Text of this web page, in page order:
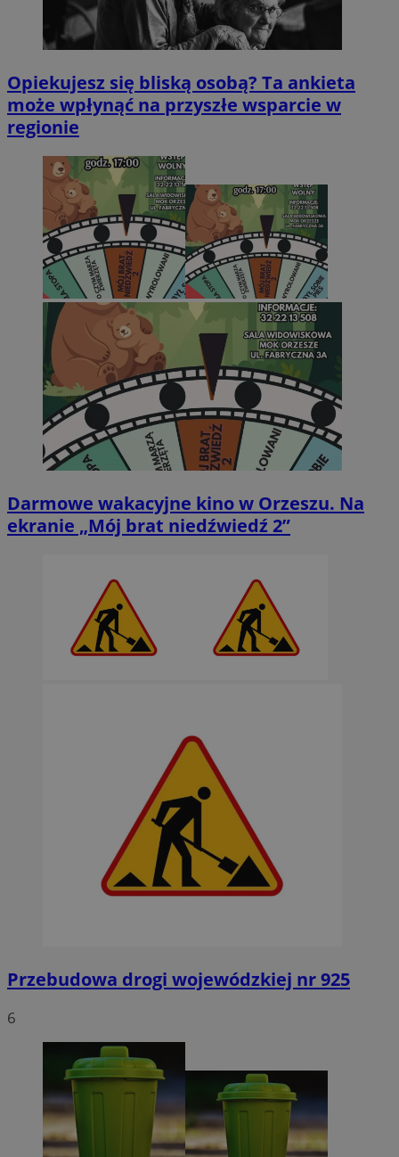
Opiekujesz się bliską osobą? Ta ankieta
może wpłynąć na przyszłe wsparcie w
regionie
Darmowe wakacyjne kino w Orzeszu. Na
ekranie „Mój brat niedźwiedź 2”
Przebudowa drogi wojewódzkiej nr 925
6